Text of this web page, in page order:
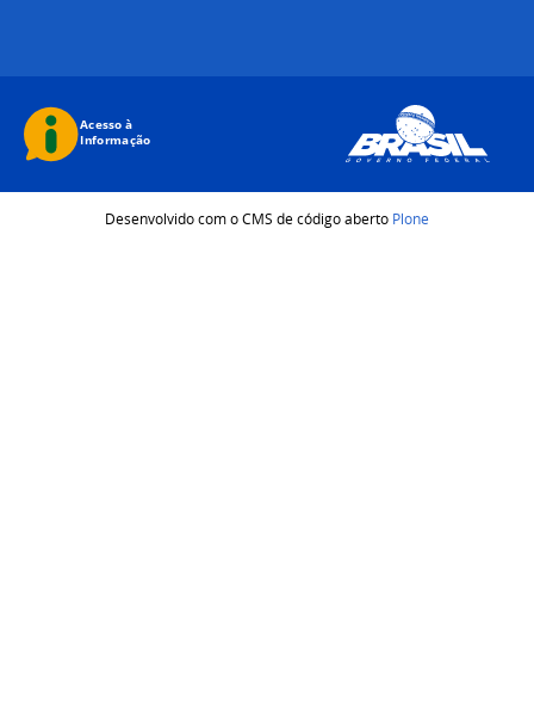
Desenvolvido com o CMS de código aberto Plone